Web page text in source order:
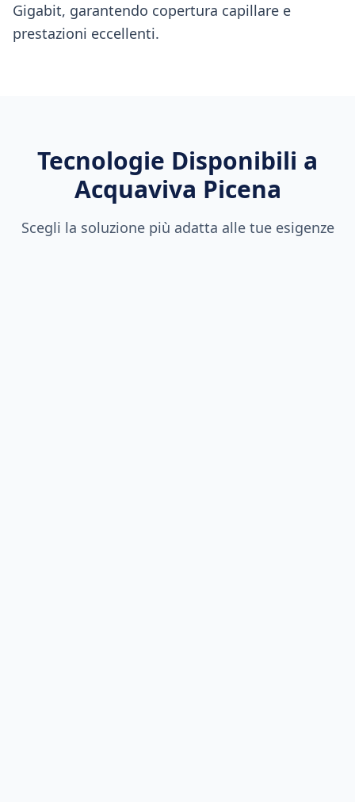
Gigabit, garantendo copertura capillare e
prestazioni eccellenti.
Tecnologie Disponibili a
Acquaviva Picena
Scegli la soluzione più adatta alle tue esigenze